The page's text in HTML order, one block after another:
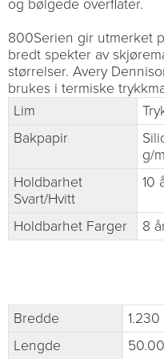
og bølgede overflater.
800Serien gir utmerket
bredt spekter av
størrelser. Avery
brukes i termiske
Lim
Bakpapir
g/
Holdbarhet
Svart/Hvitt
10
Holdbarhet Farger 8
Bredde
1.230
Lengde